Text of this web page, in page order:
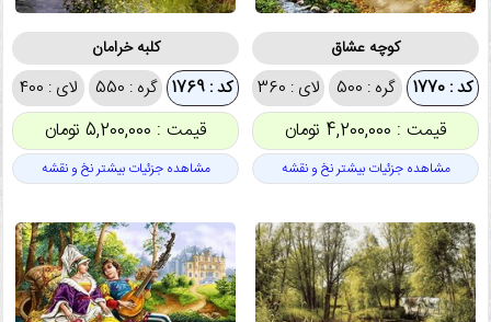
کوچه عشاق
کد : 1770 گره : 500 لای : 360
قیمت : 4,200,000 تومان
مشاهده جزئیات بیشتر نخ و نقشه
کلبه خرامان
کد : 1769 گره : 550 لای : 400
قیمت : 5,200,000 تومان
مشاهده جزئیات بیشتر نخ و نقشه